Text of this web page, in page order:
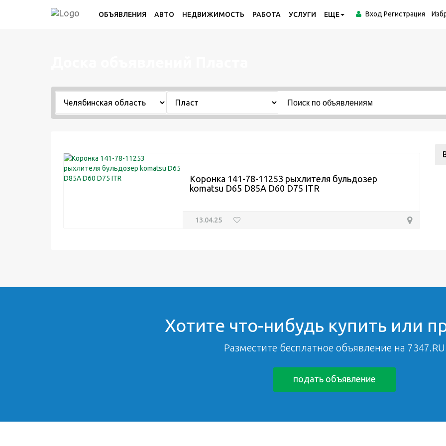
ОБЪЯВЛЕНИЯ АВТО НЕДВИЖИМОСТЬ РАБОТА УСЛУГИ ЕЩЕ Вход Регистрация
Коронка 141-78-11253 рыхлителя бульдозер
komatsu D65 D85A D60 D75 ITR
13.04.25
Хотите что-нибудь купить или
Разместите бесплатное объявление на 7347.RU
подать объявление